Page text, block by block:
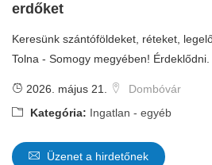
erdőket
Keresünk szántóföldeket, réteket,
Tolna - Somogy megyében!
2026. május 21.
Dombóvár
Kategória: Ingatlan - egyéb
Üzenet a hirdetőnek